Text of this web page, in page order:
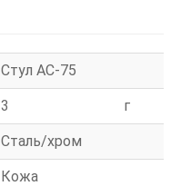
Стул АС-75
3 г
Сталь/хром
Кожа